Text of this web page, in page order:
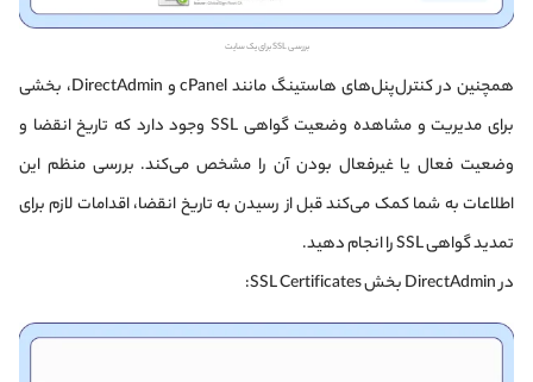
بررسی SSL برای یک سایت
همچنین در کنترل‌پنل‌های هاستینگ مانند cPanel و DirectAdmin، بخشی
برای مدیریت و مشاهده وضعیت گواهی SSL وجود دارد که تاریخ انقضا و
وضعیت فعال یا غیرفعال بودن آن را مشخص می‌کند. بررسی منظم این
اطلاعات به شما کمک می‌کند قبل از رسیدن به تاریخ انقضا، اقدامات لازم برای
تمدید گواهی SSL را انجام دهید.
در DirectAdmin بخش SSL Certificates: